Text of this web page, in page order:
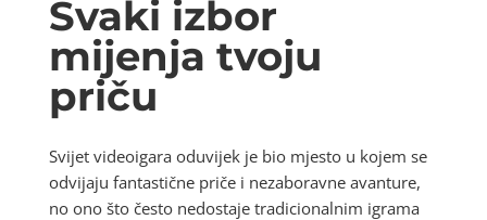
Svaki izbor
mijenja tvoju
priču
Svijet videoigara oduvijek je bio mjesto u kojem se
odvijaju fantastične priče i nezaboravne avanture,
no ono što često nedostaje tradicionalnim igrama